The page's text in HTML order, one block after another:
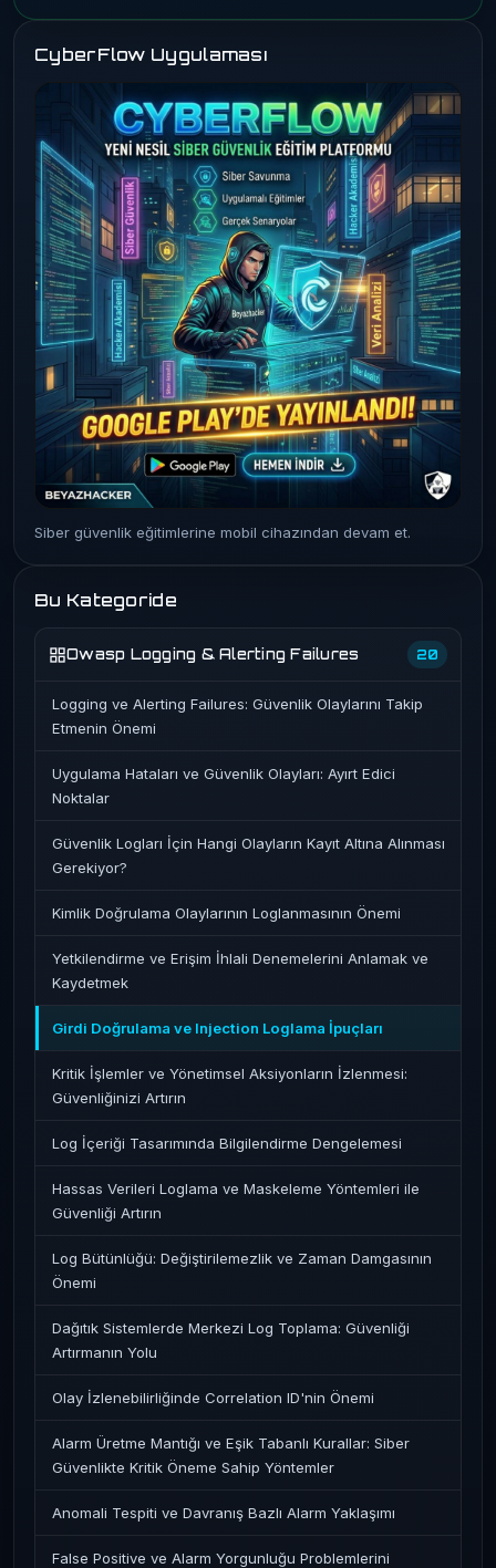
CyberFlow Uygulaması
Siber güvenlik eğitimlerine mobil cihazından devam et.
Bu Kategoride
Owasp Logging & Alerting Failures 20
Logging ve Alerting Failures: Güvenlik Olaylarını Takip
Etmenin Önemi
Uygulama Hataları ve Güvenlik Olayları: Ayırt Edici
Noktalar
Güvenlik Logları İçin Hangi Olayların Kayıt Altına Alınması
Gerekiyor?
Kimlik Doğrulama Olaylarının Loglanmasının Önemi
Yetkilendirme ve Erişim İhlali Denemelerini Anlamak ve
Kaydetmek
Girdi Doğrulama ve Injection Loglama İpuçları
Kritik İşlemler ve Yönetimsel Aksiyonların İzlenmesi:
Güvenliğinizi Artırın
Log İçeriği Tasarımında Bilgilendirme Dengelemesi
Hassas Verileri Loglama ve Maskeleme Yöntemleri ile
Güvenliği Artırın
Log Bütünlüğü: Değiştirilemezlik ve Zaman Damgasının
Önemi
Dağıtık Sistemlerde Merkezi Log Toplama: Güvenliği
Artırmanın Yolu
Olay İzlenebilirliğinde Correlation ID'nin Önemi
Alarm Üretme Mantığı ve Eşik Tabanlı Kurallar: Siber
Güvenlikte Kritik Öneme Sahip Yöntemler
Anomali Tespiti ve Davranış Bazlı Alarm Yaklaşımı
False Positive ve Alarm Yorgunluğu Problemlerini